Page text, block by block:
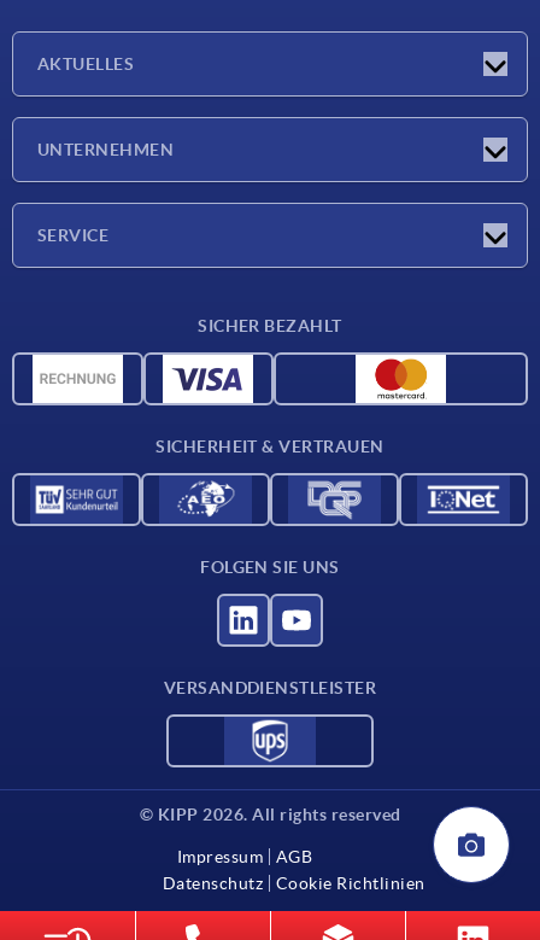
AKTUELLES
UNTERNEHMEN
SERVICE
CAD-Daten
SICHER BEZAHLT
SICHERHEIT & VERTRAUEN
FOLGEN SIE UNS
VERSANDDIENSTLEISTER
© KIPP 2026. All rights reserved
Impressum
AGB
Datenschutz
Cookie Richtlinien